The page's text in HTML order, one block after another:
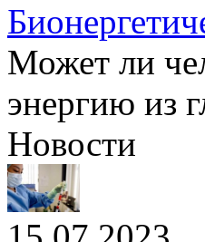
Может ли
энергию из
Новости